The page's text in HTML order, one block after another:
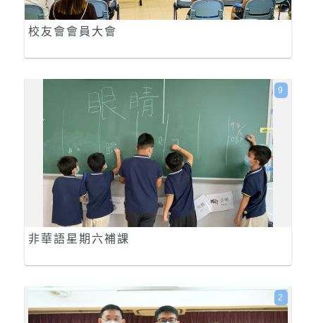
校友會會員大會
非華語星期六補課
9
2